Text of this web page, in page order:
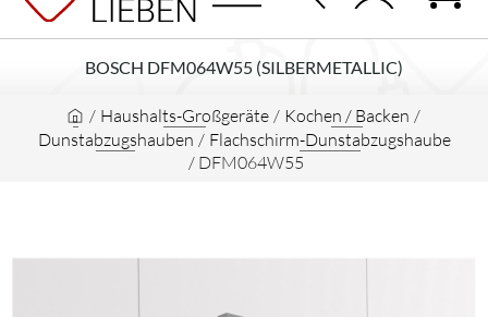
BOSCH DFM064W55 (SILBERMETALLIC)
/ Haushalts-Großgeräte / Kochen / Backen /
Dunstabzugshauben / Flachschirm-Dunstabzugshaube
/ DFM064W55